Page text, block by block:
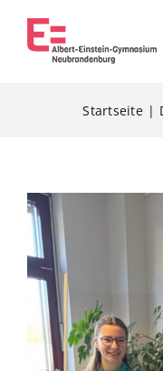
Inhalt
springen
Startseite
Zeige
grösseres
Bild